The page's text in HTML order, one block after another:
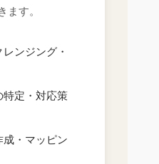
ます。
ンジング・
特定・対応策
・マッピン